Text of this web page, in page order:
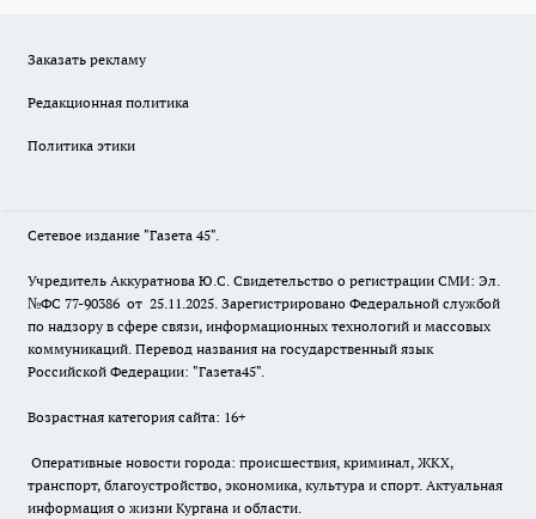
Заказать рекламу
Редакционная политика
Политика этики
Сетевое издание "Газета 45".
Учредитель Аккуратнова Ю.С. Свидетельство о регистрации СМИ: Эл.
№ФС 77-90386 от 25.11.2025. Зарегистрировано Федеральной службой
по надзору в сфере связи, информационных технологий и массовых
коммуникаций. Перевод названия на государственный язык
Российской Федерации: "Газета45".
Возрастная категория сайта: 16+
Оперативные новости города: происшествия, криминал, ЖКХ,
транспорт, благоустройство, экономика, культура и спорт. Актуальная
информация о жизни Кургана и области.